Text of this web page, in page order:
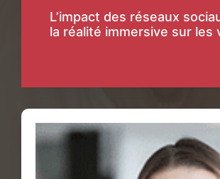
L’impact des réseaux
la réalité immersive sur les